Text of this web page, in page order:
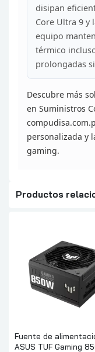
disipan
Core Ultra 9 y
equipo
térmico
prolongadas
Descubre más
en Suministros
personalizada y
gaming.
Productos
Fuente de
ASUS TUF Gaming